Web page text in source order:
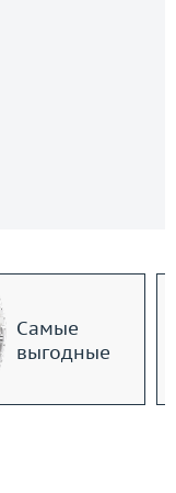
Самые
выгодные